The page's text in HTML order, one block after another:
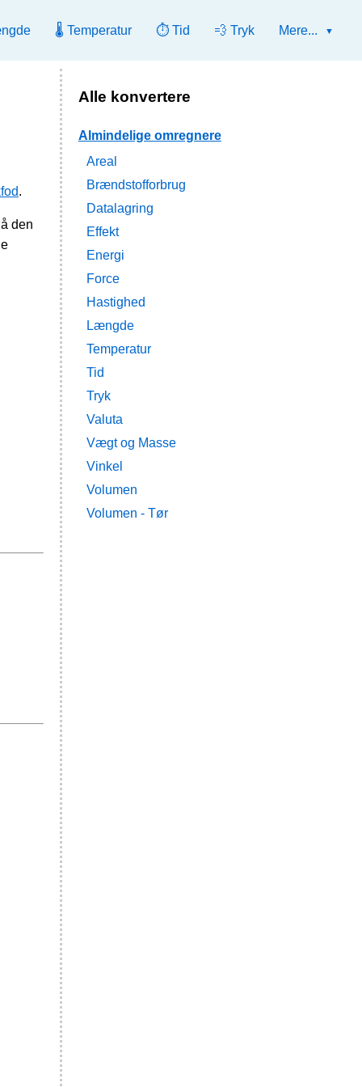
🌡️ Temperatur ⏱️ Tid 💨 Tryk Mere...
.
den
Alle konvertere
Almindelige omregnere
Areal
Brændstofforbrug
Datalagring
Effekt
Energi
Force
Hastighed
Længde
Temperatur
Tid
Tryk
Valuta
Vægt og Masse
Vinkel
Volumen
Volumen - Tør